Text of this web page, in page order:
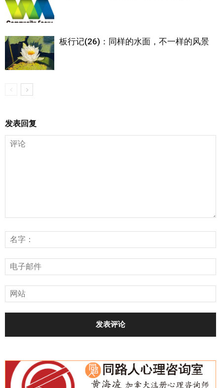
板行记(26)：同样的水面，不一样的风景
发表回复